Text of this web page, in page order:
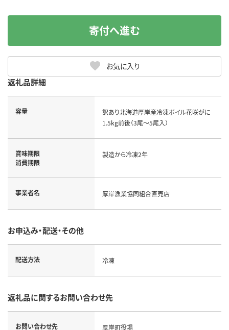
お気に入り
寄付へ進む
返礼品詳細
容量
訳あり北海道厚岸産冷凍ボイル花咲がに
1.5kg前後（3尾～5尾入）
賞味期限
消費期限
製造から冷凍2年
事業者名 厚岸漁業協同組合直売店
お申込み・配送・その他
配送方法 冷凍
返礼品に関するお問い合わせ先
お問い合わせ先 厚岸町役場